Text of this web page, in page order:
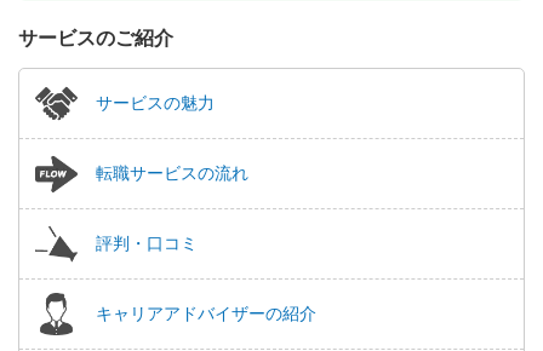
サービスのご紹介
サービスの魅力
転職サービスの流れ
評判・口コミ
キャリアアドバイザーの紹介